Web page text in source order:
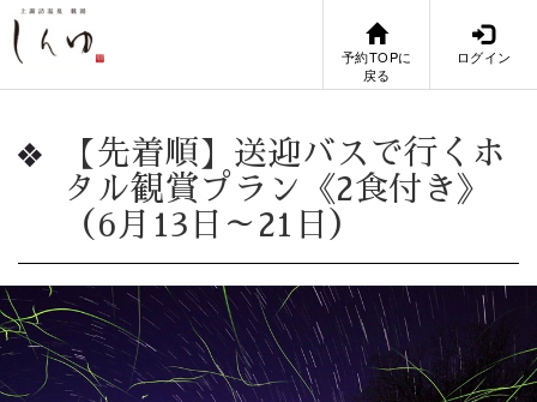
予約TOPに
戻る
ログイン
【先着順】送迎バスで行くホ
タル観賞プラン《2食付き》
（6月13日～21日）